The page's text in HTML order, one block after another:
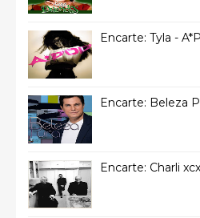
Encarte: Tyla -
Encarte: Beleza
Encarte: Charli